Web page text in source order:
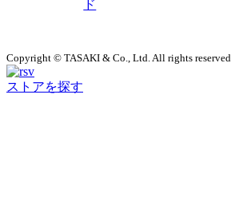
ド
Copyright © TASAKI & Co., Ltd. All rights
ストアを探す